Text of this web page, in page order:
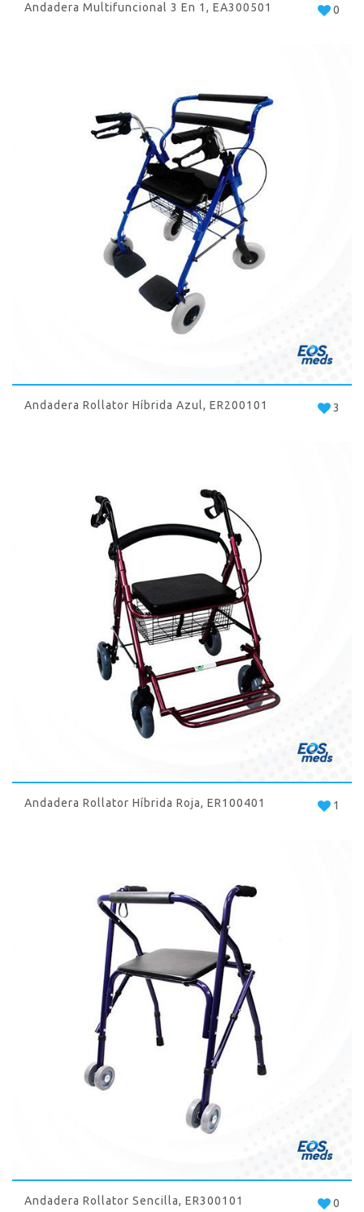
0
Andadera Multifuncional 3 En 1, EA300501
3
Andadera Rollator Híbrida Azul, ER200101
1
Andadera Rollator Híbrida Roja, ER100401
0
Andadera Rollator Sencilla, ER300101